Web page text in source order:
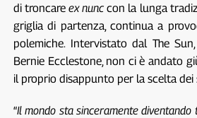
di troncareex nunc con la lunga
griglia di partenza, continua a
polemiche. Intervistato dal The
Bernie Ecclestone, non ci è andato
il proprio disappunto per la scelta dei
“Il mondo sta sinceramente diventando